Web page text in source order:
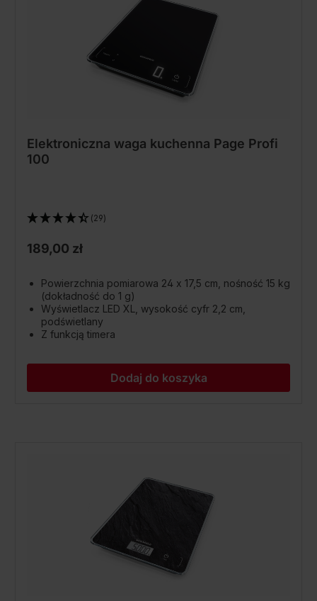
Elektroniczna waga kuchenna Page Profi
100
(29)
189,00 zł
Powierzchnia pomiarowa 24 x 17,5 cm, nośność 15 kg
(dokładność do 1 g)
Wyświetlacz LED XL, wysokość cyfr 2,2 cm,
podświetlany
Z funkcją timera
Dodaj do koszyka